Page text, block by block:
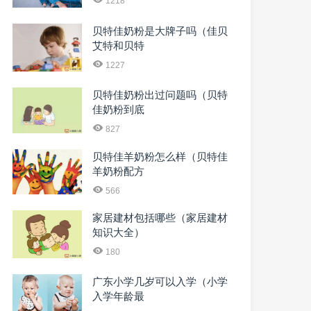
贝特佳奶粉是大牌子吗（佳贝
艾特和贝特
1227
贝特佳奶粉出过问题吗（贝特
佳奶粉到底
827
贝特佳羊奶粉怎么样（贝特佳
羊奶粉配方
566
家居建材包括哪些（家居建材
知识大全）
180
广东小学几岁可以入学（小学
入学年龄最